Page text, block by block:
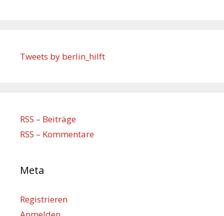
Tweets by berlin_hilft
RSS – Beiträge
RSS – Kommentare
Meta
Registrieren